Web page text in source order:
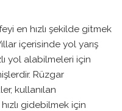
en hızlı şekilde gitmek
içerisinde yol yarış
yol alabilmeleri için
Rüzgar
kullanılan
gidebilmek için